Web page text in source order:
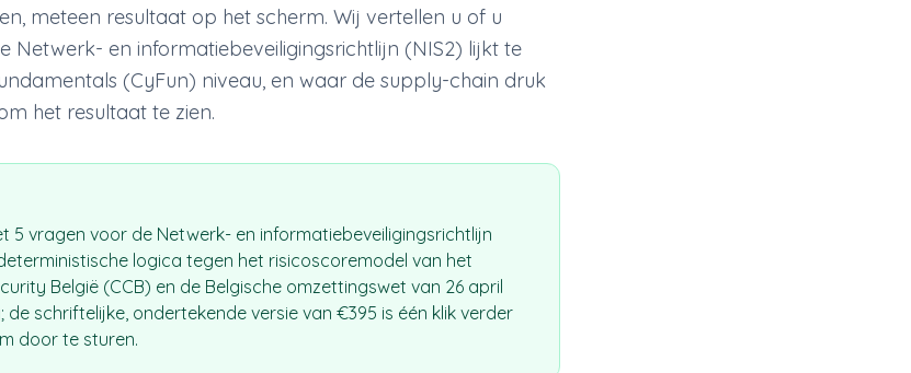
meteen resultaat op het scherm. Wij vertellen u of u
Netwerk- en informatiebeveiligingsrichtlijn (NIS2) lijkt te
(CyFun) niveau, en waar de supply-chain druk
het resultaat te zien.
5 vragen voor de Netwerk- en informatiebeveiligingsrichtlijn
logica tegen het risicoscoremodel van het
België (CCB) en de Belgische omzettingswet van 26 april
de schriftelijke, ondertekende versie van €395 is één klik verder
door te sturen.